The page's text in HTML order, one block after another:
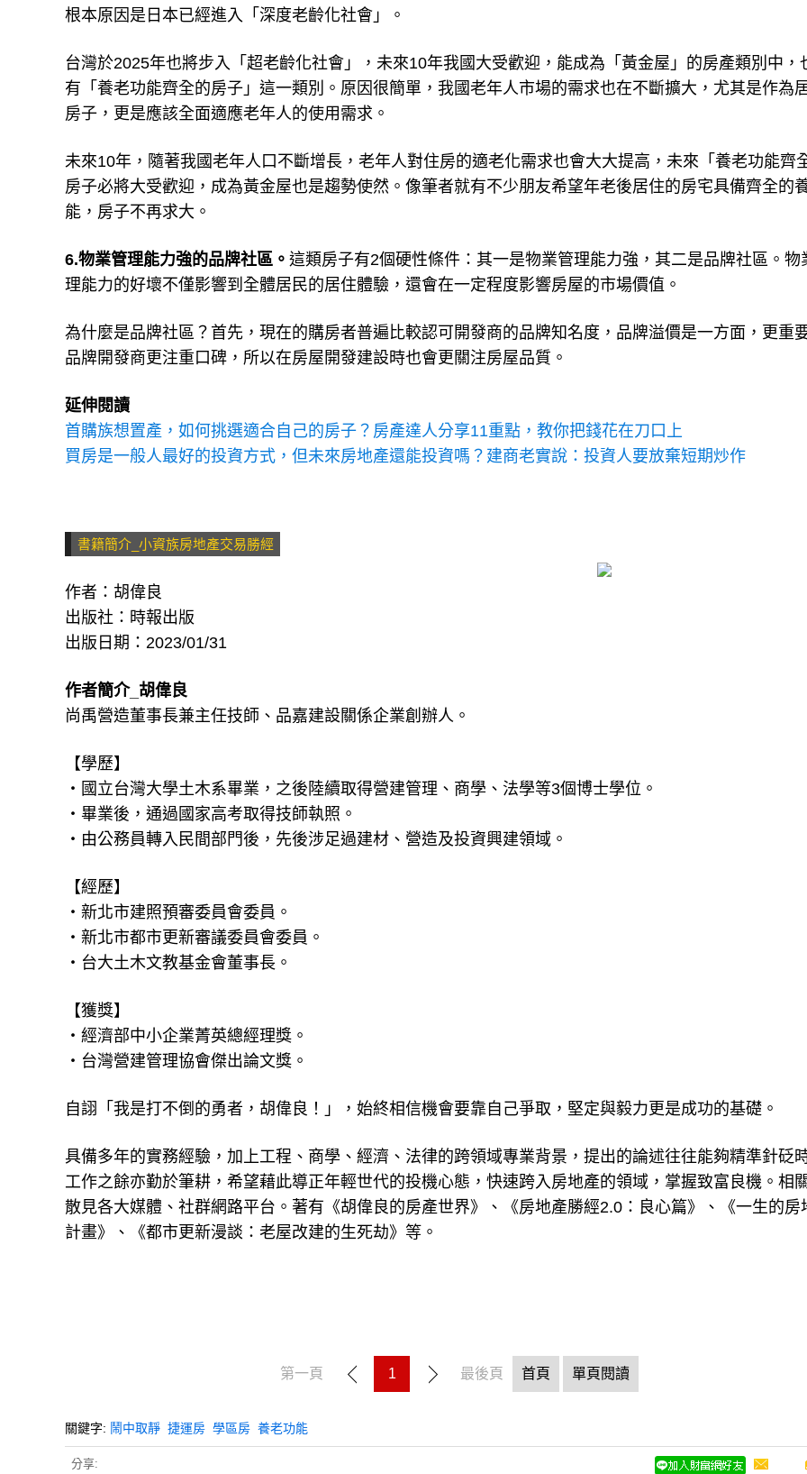
根本原因是日本已經進入「深度老齡化社會」。
台灣於2025年也將步入「超老齡化社會」，未來10年我國大受歡迎，能成為「黃金屋」的房產類別中，
有「養老功能齊全的房子」這一類別。原因很簡單，我國老年人市場的需求也在不斷擴大，尤其是作為
房子，更是應該全面適應老年人的使用需求。
未來10年，隨著我國老年人口不斷增長，老年人對住房的適老化需求也會大大提高，未來「養老功能齊
房子必將大受歡迎，成為黃金屋也是趨勢使然。像筆者就有不少朋友希望年老後居住的房宅具備齊全的
能，房子不再求大。
6.物業管理能力強的品牌社區。 這類房子有2個硬性條件：其一是物業管理能力強，其二是品牌社區。物
理能力的好壞不僅影響到全體居民的居住體驗，還會在一定程度影響房屋的市場價值。
為什麼是品牌社區？首先，現在的購房者普遍比較認可開發商的品牌知名度，品牌溢價是一方面，更重
品牌開發商更注重口碑，所以在房屋開發建設時也會更關注房屋品質。
延伸閱讀
首購族想置產，如何挑選適合自己的房子？房產達人分享11重點，教你把錢花在刀口上
買房是一般人最好的投資方式，但未來房地產還能投資嗎？建商老實說：投資人要放棄短期炒作
書籍簡介_小資族房地產交易勝經
作者：胡偉良
出版社：時報出版
出版日期：2023/01/31
作者簡介_胡偉良
尚禹營造董事長兼主任技師、品嘉建設關係企業創辦人。
【學歷】
‧國立台灣大學土木系畢業，之後陸續取得營建管理、商學、法學等3個博士學位。
‧畢業後，通過國家高考取得技師執照。
‧由公務員轉入民間部門後，先後涉足過建材、營造及投資興建領域。
【經歷】
‧新北市建照預審委員會委員。
‧新北市都市更新審議委員會委員。
‧台大土木文教基金會董事長。
【獲獎】
‧經濟部中小企業菁英總經理獎。
‧台灣營建管理協會傑出論文獎。
自詡「我是打不倒的勇者，胡偉良！」，始終相信機會要靠自己爭取，堅定與毅力更是成功的基礎。
具備多年的實務經驗，加上工程、商學、經濟、法律的跨領域專業背景，提出的論述往往能夠精準針砭
工作之餘亦勤於筆耕，希望藉此導正年輕世代的投機心態，快速跨入房地產的領域，掌握致富良機。相
散見各大媒體、社群網路平台。著有《胡偉良的房產世界》、《房地產勝經2.0：良心篇》、《一生的房
計畫》、《都市更新漫談：老屋改建的生死劫》等。
第一頁 1 最後頁 首頁 單頁閱讀
關鍵字: 鬧中取靜 捷運房 學區房 養老功能
分享: